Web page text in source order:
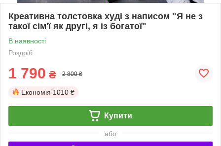
Креативна толстовка худі з написом "Я не з
такої сім'ї як другі, я із богатої"
В наявності
Роздріб
1 790 ₴ 2 800 ₴
Економія 1010 ₴
Купити
або